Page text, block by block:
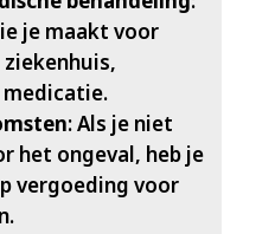
je maakt voor
: Als je niet
het ongeval, heb je
vergoeding voor